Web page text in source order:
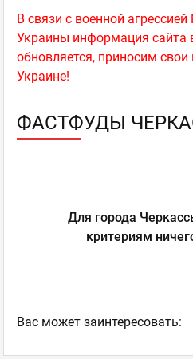
В связи с военной
Украины информация сайта
обновляется, приносим
Украине!
ФАСТФУДЫ
Для города
критериям
Ваc может заинтересовать: